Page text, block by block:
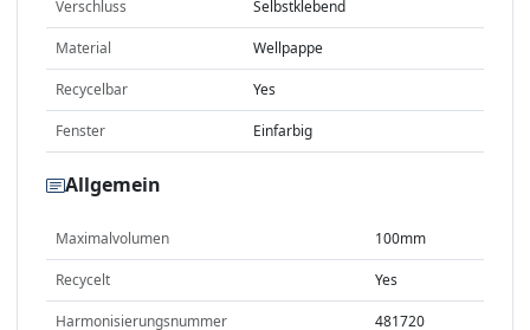
Verschluss Selbstklebend
Material Wellpappe
Recycelbar Yes
Fenster Einfarbig
Allgemein
Maximalvolumen 100mm
Recycelt Yes
Harmonisierungsnummer 481720